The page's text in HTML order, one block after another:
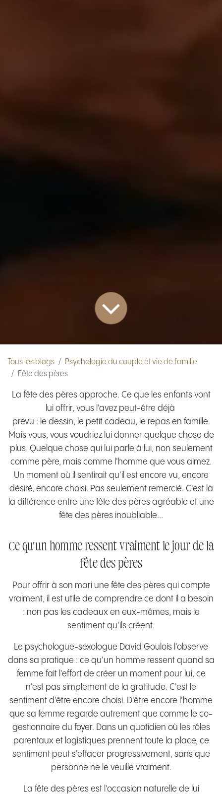
Tous les blogs
Psychologie du couple et vie de famille
Fête des pères
La fête des pères approche. Ce que les enfants vont
lui offrir, vous l'avez peut-être déjà
prévu : le dessin, le petit cadeau, le repas en famille.
Mais vous, vous voudriez lui donner quelque chose de
plus. Quelque chose qui lui parle à lui, non seulement
comme père, mais comme l'homme que vous aimez.
Un moment où il sentirait qu'il est encore vu, encore
désiré, encore choisi. Pas seulement remercié. C'est là
la différence entre une fête des pères agréable et une
fête des pères inoubliable...
Ce qu'un homme ressent vraiment le jour de la
fête des pères
Pour offrir à son mari une fête des pères qui compte
vraiment, il est utile de comprendre ce dont il a besoin
: non pas les cadeaux en eux-mêmes, mais le
sentiment qu'ils créent.
Le psychologue-sexologue David Goulois l'observe
dans sa pratique : ce qu'un homme ressent quand sa
femme fait l'effort de créer un moment pour lui, ce
n'est pas simplement de la gratitude. C'est le
sentiment d'être encore choisi. D'être encore l'homme
que sa femme regarde autrement que comme le co-
gestionnaire du foyer. Dans un quotidien où les rôles
parentaux et logistiques prennent toute la place, ce
sentiment peut s'effacer progressivement, sans que
personne ne le veuille vraiment.
La fête des pères est l'occasion naturelle de lui